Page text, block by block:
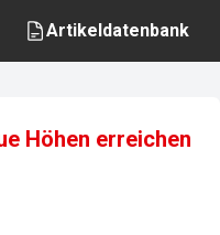
Artikeldatenbank
Höhen erreichen